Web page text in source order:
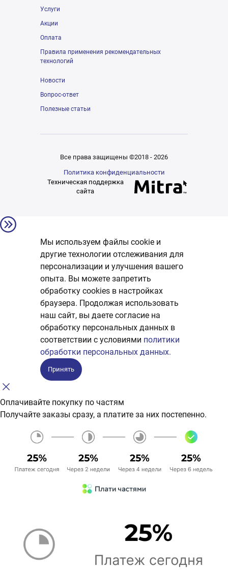
Услуги
Акции
Оплата
Правила применения рекомендательных
технологий
Новости
Вопрос-ответ
Полезные статьи
Все права защищены ©2018 - 2026
Политика конфиденциальности
Техническая поддержка
сайта
Мы используем файлы cookie и
другие технологии отслеживания для
персонализации и улучшения вашего
опыта. Вы можете запретить
обработку сookies в настройках
браузера. Продолжая использовать
наш сайт, вы даете согласие на
обработку персональных данных в
соответствии с условиями политики
обработки персональных данных.
Принять
Оплачивайте покупку по частям
Получайте заказы сразу, а платите за них постепенно.